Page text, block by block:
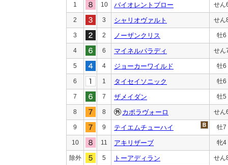
1 10 バイオレントブロー せん
2 3 シャリオヴァルト せん
3 2 ノーザンクリス 牡6
4 6 マイネルパラディ せん
5 4 ジョーカーワイルド 牡6
6 1 タイセイソニック 牡6
7 7 ザメイダン 牡5
8 8 カポラヴォーロ せん
9 9 テイエムチューハイ 牡7
10 11 アキリザーブ 牝4
除外 5 トーアディラン せん